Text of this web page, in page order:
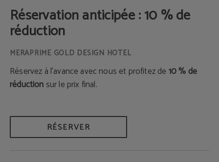
Réservation anticipée : 10 % de
réduction
Réservez à l’avance avec nous et profitez de 10 % de
réduction sur le prix final.
RÉSERVER